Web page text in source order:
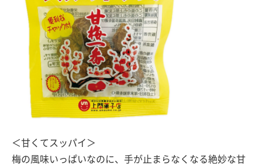
＜甘くてスッパイ＞
梅の風味いっぱいなのに、手が止まらなくなる絶妙な甘